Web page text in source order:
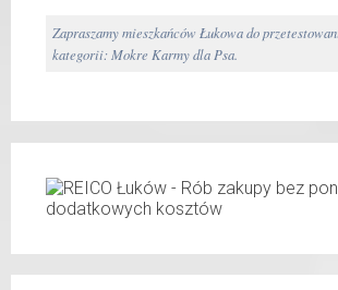
Zapraszamy mieszkańców Łukowa do
kategorii: Mokre Karmy dla Psa.